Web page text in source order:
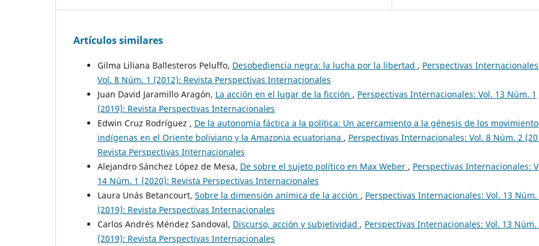
Artículos similares
Gilma Liliana Ballesteros Peluffo, Desobediencia negra: la lucha por la libertad , Perspectivas
Vol. 8 Núm. 1 (2012): Revista Perspectivas Internacionales
Juan David Jaramillo Aragón, La acción en el lugar de la ficción , Perspectivas Internacionales: Vol. 13 Núm. 1
(2019): Revista Perspectivas Internacionales
Edwin Cruz Rodríguez , De la autonomía fáctica a la política: Un acercamiento a la génesis de los
indígenas en el Oriente boliviano y la Amazonia ecuatoriana , Perspectivas Internacionales: Vol. 8 Núm. 2
Revista Perspectivas Internacionales
Alejandro Sánchez López de Mesa, De sobre el sujeto político en Max Weber , Perspectivas Internacionales:
14 Núm. 1 (2020): Revista Perspectivas Internacionales
Laura Unás Betancourt, Sobre la dimensión anímica de la acción , Perspectivas Internacionales: Vol. 13 Núm.
(2019): Revista Perspectivas Internacionales
Carlos Andrés Méndez Sandoval, Discurso, acción y subjetividad , Perspectivas Internacionales: Vol. 13 Núm.
(2019): Revista Perspectivas Internacionales